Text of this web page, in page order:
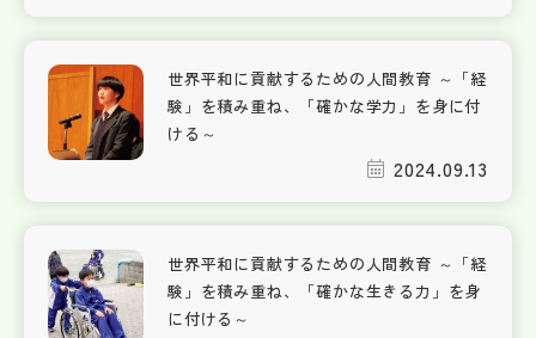
世界平和に貢献するための人間教育 ～「経
験」を積み重ね、「確かな学力」を身に付
ける～
2024.09.13
世界平和に貢献するための人間教育 ～「経
験」を積み重ね、「確かな生きる力」を身
に付ける～